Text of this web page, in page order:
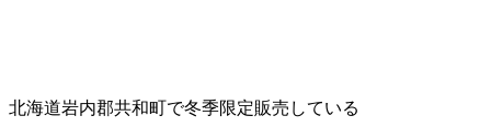
北海道岩内郡共和町で冬季限定販売している